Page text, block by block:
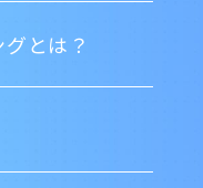
とは？